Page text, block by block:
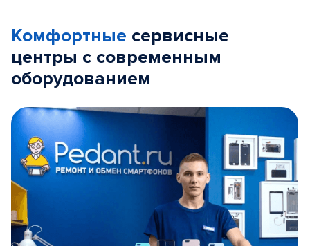
Комфортные сервисные
центры с современным
оборудованием